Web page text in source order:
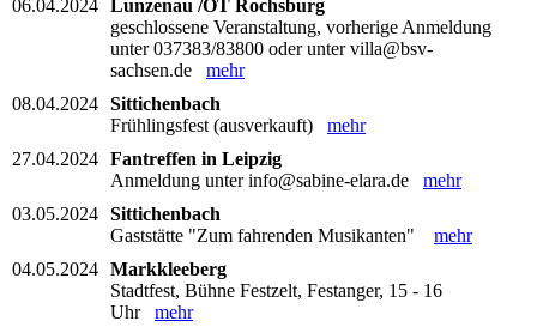
06.04.2024 Lunzenau /OT Rochsburg
geschlossene Veranstaltung, vorherige Anmeldung
unter 037383/83800 oder unter villa@bsv-
sachsen.de mehr
08.04.2024 Sittichenbach
Frühlingsfest (ausverkauft) mehr
27.04.2024 Fantreffen in Leipzig
Anmeldung unter info@sabine-elara.de mehr
03.05.2024 Sittichenbach
Gaststätte "Zum fahrenden Musikanten" mehr
04.05.2024 Markkleeberg
Stadtfest, Bühne Festzelt, Festanger, 15 - 16
Uhr mehr